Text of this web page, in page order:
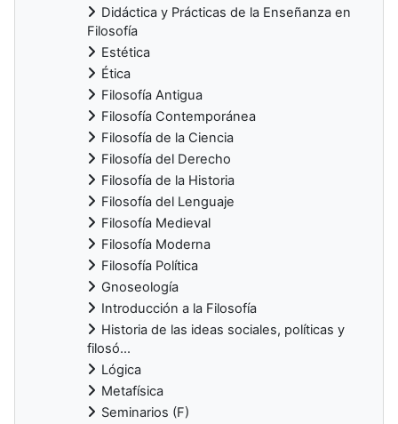
Didáctica y Prácticas de la Enseñanza en
Filosofía
Estética
Ética
Filosofía Antigua
Filosofía Contemporánea
Filosofía de la Ciencia
Filosofía del Derecho
Filosofía de la Historia
Filosofía del Lenguaje
Filosofía Medieval
Filosofía Moderna
Filosofía Política
Gnoseología
Introducción a la Filosofía
Historia de las ideas sociales, políticas y
filosó...
Lógica
Metafísica
Seminarios (F)